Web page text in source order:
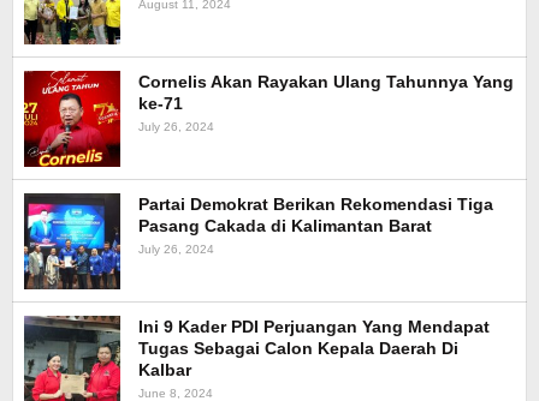
August 11, 2024
Cornelis Akan Rayakan Ulang Tahunnya Yang
ke-71
July 26, 2024
Partai Demokrat Berikan Rekomendasi Tiga
Pasang Cakada di Kalimantan Barat
July 26, 2024
Ini 9 Kader PDI Perjuangan Yang Mendapat
Tugas Sebagai Calon Kepala Daerah Di
Kalbar
June 8, 2024